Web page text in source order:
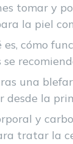
tomar y
la piel
es, cómo
una
desde la
y
tratar la